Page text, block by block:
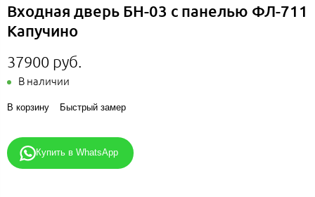
Входная дверь БН-03 с панелью ФЛ-711
Капучино
37900 руб.
В наличии
В корзину Быстрый замер
Купить в WhatsApp